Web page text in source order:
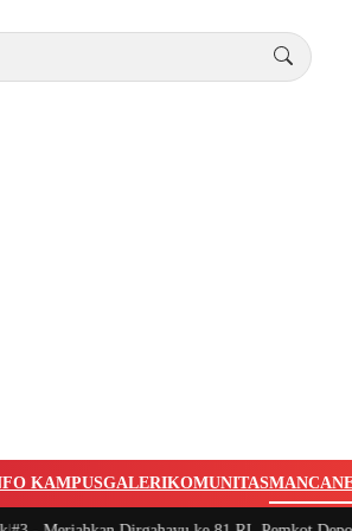
KAMPUSGALERIKOMUNITAS